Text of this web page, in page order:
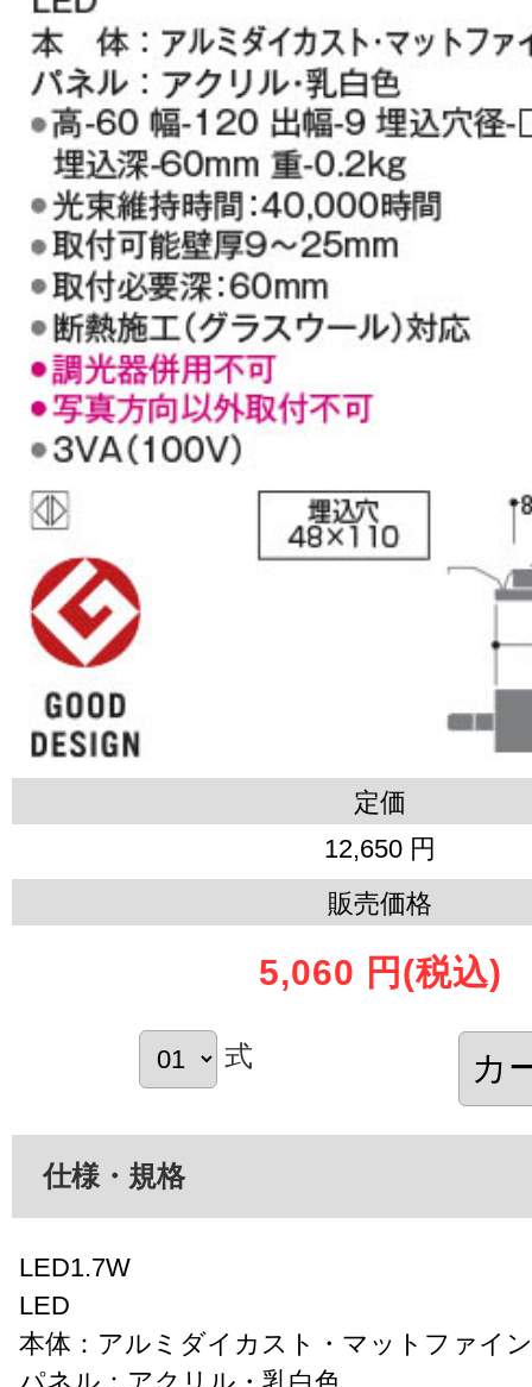
定価
12,650 円
販売価格
5,060 円 (税込)
式
仕様・規格
LED1.7W
LED
本体：アルミダイカスト・マットファイ